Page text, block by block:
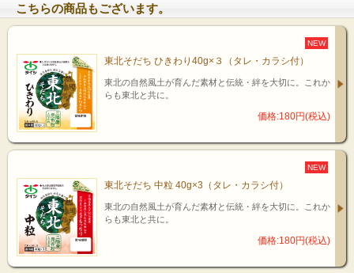
こちらの商品もございます。
NEW
東北そだち ひきわり40g×３（タレ・カラシ付）
東北の自然風土が育んだ素材と伝統・絆を大切に。これか
らも東北と共に。
価格:180円(税込)
NEW
東北そだち 中粒 40g×3（タレ・カラシ付）
東北の自然風土が育んだ素材と伝統・絆を大切に。これか
らも東北と共に。
価格:180円(税込)